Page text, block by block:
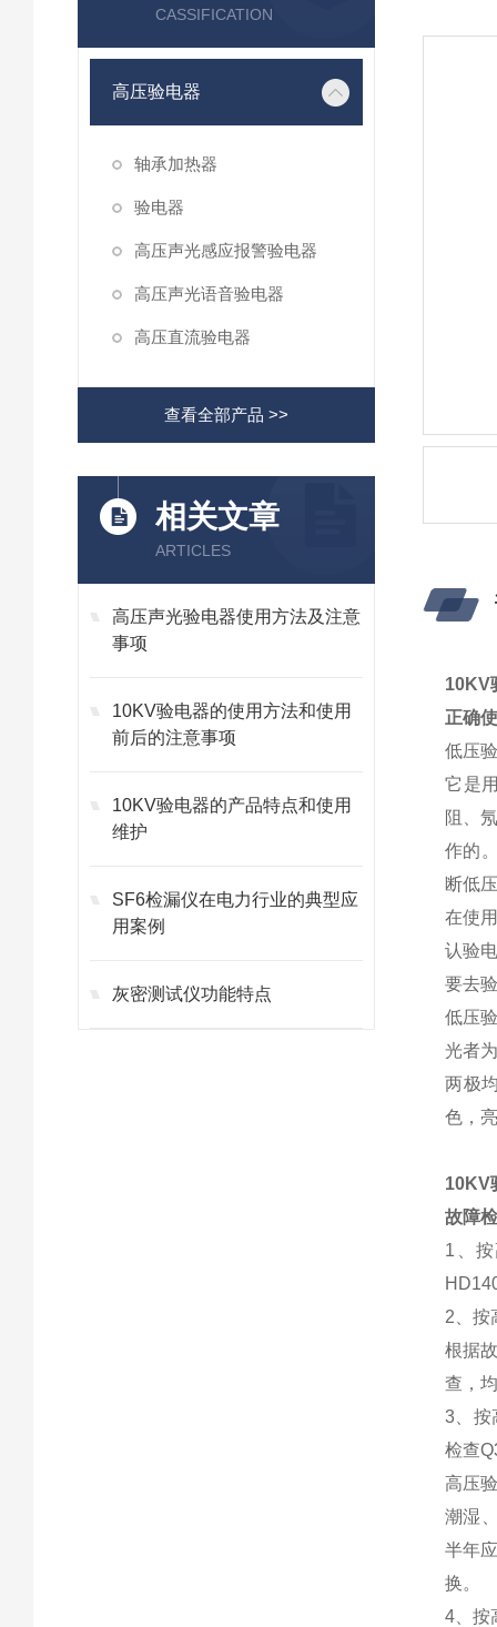
CASSIFICATION
高压验电器
轴承加热器
验电器
高压声光感应报警验电器
高压声光语音验电器
高压直流验电器
查看全部产品 >>
相关文章
ARTICLES
高压声光验电器使用方法及注意
事项
10KV验电器的使用方法和使用
前后的注意事项
10KV验电器的产品特点和使用
维护
SF6检漏仪在电力行业的典型应
用案例
灰密测试仪功能特点
10KV
正确
低压
它是
阻、
作的
断低
在使
认验
要去
低压
光者
两极
色，
10KV
故障
1、
2、按
根据
查，
3、按
检查
高压
潮湿
半年
换。
4、按